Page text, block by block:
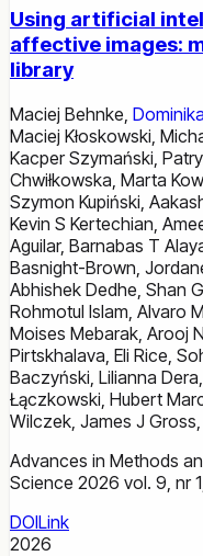
Using artificial
affective images:
library
Maciej Behnke
Maciej Kłoskowski
Kacper Szymański
Chwiłkowska Marta
Szymon Kupiński
Kevin S Kertechian
Aguilar, Barnabas T
Basnight-Brown
Abhishek Dedhe Shan
Rohmotul Islam Alvaro
Moises Mebarak Arooj
Pirtskhalava Eli Rice
Baczyński Lilianna Dera
Łączkowski Hubert
Wilczek James J Gross
Advances in Methods
Science 2026 vol. 9, nr
DOILink
2026